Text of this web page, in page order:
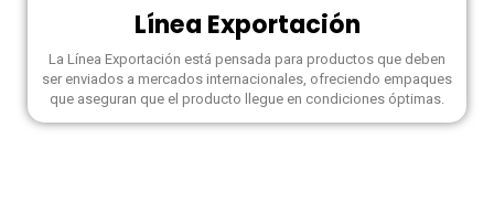
Línea Exportación
La Línea Exportación está pensada para productos que deben
ser enviados a mercados internacionales, ofreciendo empaques
que aseguran que el producto llegue en condiciones óptimas.